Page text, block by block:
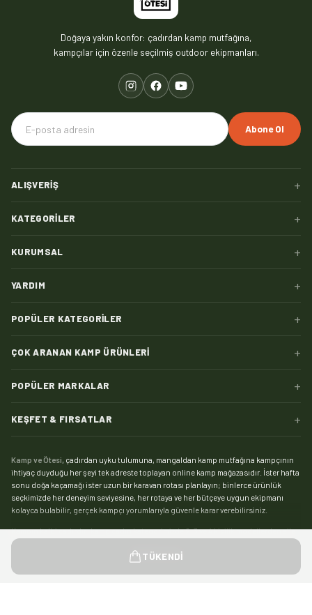
TÜKENDI
Doğaya yakın konfor: çadırdan kamp mutfağına,
kampçılar için özenle seçilmiş outdoor ekipmanları.
Abone Ol
ALIŞVERIŞ +
KATEGORILER +
KURUMSAL +
YARDIM +
POPÜLER KATEGORILER +
ÇOK ARANAN KAMP ÜRÜNLERI +
POPÜLER MARKALAR +
KEŞFET & FIRSATLAR +
Kamp ve Ötesi, çadırdan uyku tulumuna, mangaldan kamp mutfağına kampçının
ihtiyaç duyduğu her şeyi tek adreste toplayan online kamp mağazasıdır. İster hafta
sonu doğa kaçamağı ister uzun bir karavan rotası planlayın; binlerce ürünlük
seçkimizde her deneyim seviyesine, her rotaya ve her bütçeye uygun ekipmanı
kolayca bulabilir, gerçek kampçı yorumlarıyla güvenle karar verebilirsiniz.
Kampın kalbi çadırdır:kamp çadırıkategorimizde 2, 3 ve 4 kişilik modellerden aile
boyu geniş yaşam alanlı çadırlara, saniyeler içinde kurulan otomatik çadırlardan
pratik şişme çadırlara kadar geniş bir yelpaze sizi bekliyor. Zorlu hava koşullarında
kamp yapanlar için su sütununa ve mevsim dayanımına göre seçebileceğiniz
Devamını gör